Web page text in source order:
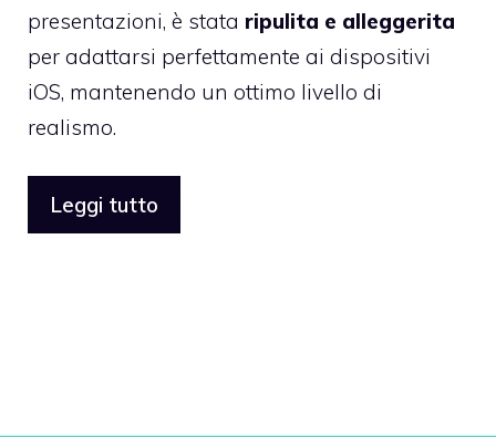
presentazioni, è stata ripulita e alleggerita
per adattarsi perfettamente ai dispositivi
iOS, mantenendo un ottimo livello di
realismo.
Leggi tutto